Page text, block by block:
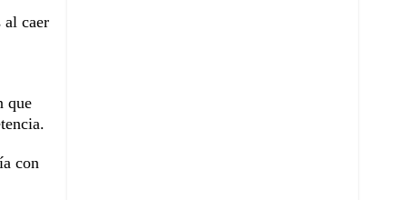
al caer
que
con